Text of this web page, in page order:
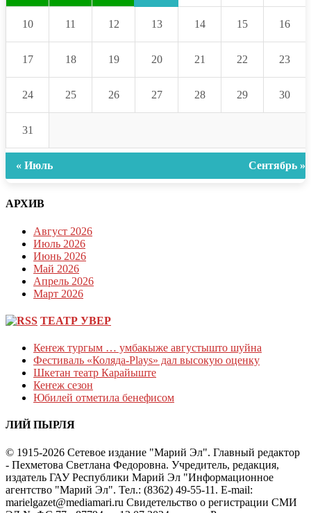
10 11 12 13 14 15 16
17 18 19 20 21 22 23
24 25 26 27 28 29 30
31
« Июль Сентябрь »
АРХИВ
Август 2026
Июль 2026
Июнь 2026
Май 2026
Апрель 2026
Март 2026
ТЕАТР УВЕР
Кеҥеж тургым … умбакыже августышто шуйна
Фестиваль «Коляда-Plays» дал высокую оценку
Шкетан театр Карайыште
Кеҥеж сезон
Юбилей отметила бенефисом
ЛИЙ ПЫРЛЯ
© 1915-2026 Сетевое издание "Марий Эл". Главный редактор
- Пехметова Светлана Федоровна. Учредитель, редакция,
издатель ГАУ Республики Марий Эл "Информационное
агентство "Марий Эл". Тел.: (8362) 49-55-11. E-mail:
marielgazet@mediamari.ru Свидетельство о регистрации СМИ